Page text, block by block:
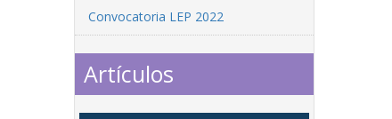
Convocatoria LEP 2022
Artículos